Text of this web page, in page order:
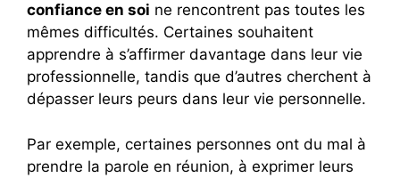
confiance en soi ne rencontrent pas toutes les
mêmes difficultés. Certaines souhaitent
apprendre à s’affirmer davantage dans leur vie
professionnelle, tandis que d’autres cherchent à
dépasser leurs peurs dans leur vie personnelle.
Par exemple, certaines personnes ont du mal à
prendre la parole en réunion, à exprimer leurs